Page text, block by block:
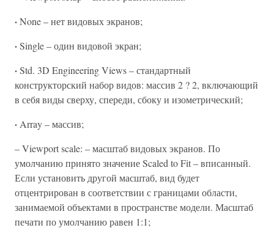
·None – нет видовых экранов;
·Single – один видовой экран;
·Std. 3D Engineering Views – стандартный
конструкторский набор видов: массив 2 ? 2, включающий
в себя виды сверху, спереди, сбоку и изометрический;
·Array – массив;
– Viewport scale: – масштаб видовых экранов. По
умолчанию принято значение Scaled to Fit – вписанный.
Если установить другой масштаб, вид будет
отцентрирован в соответствии с границами области,
занимаемой объектами в пространстве модели. Масштаб
печати по умолчанию равен 1:1;